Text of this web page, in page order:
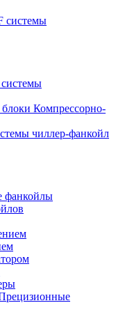
системы
Компрессорно-
чиллер-фанкойл
фанкойлы